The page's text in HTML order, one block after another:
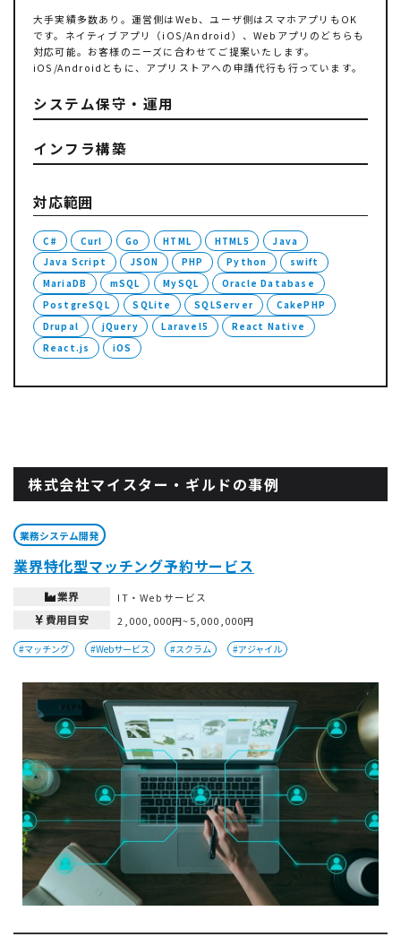
大手実績多数あり。運営側はWeb、ユーザ側はスマホアプリもOK
です。ネイティブアプリ（iOS/Android）、Webアプリのどちらも
対応可能。お客様のニーズに合わせてご提案いたします。
iOS/Androidともに、アプリストアへの申請代行も行っています。
システム保守・運用
インフラ構築
対応範囲
C# Curl Go HTML HTML5
Java
Java Script
JSON PHP Python
swift
MariaDB
mSQL MySQL
Oracle Database
PostgreSQL
SQLite SQLServer
CakePHP
Drupal
jQuery Laravel5
React Native
React.js
iOS
株式会社マイスター・ギルドの事例
業務システム開発
業界特化型マッチング予約サービス
業界 IT・Webサービス
費用目安 2,000,000円~5,000,000円
#マッチング #Webサービス #スクラム #アジャイル